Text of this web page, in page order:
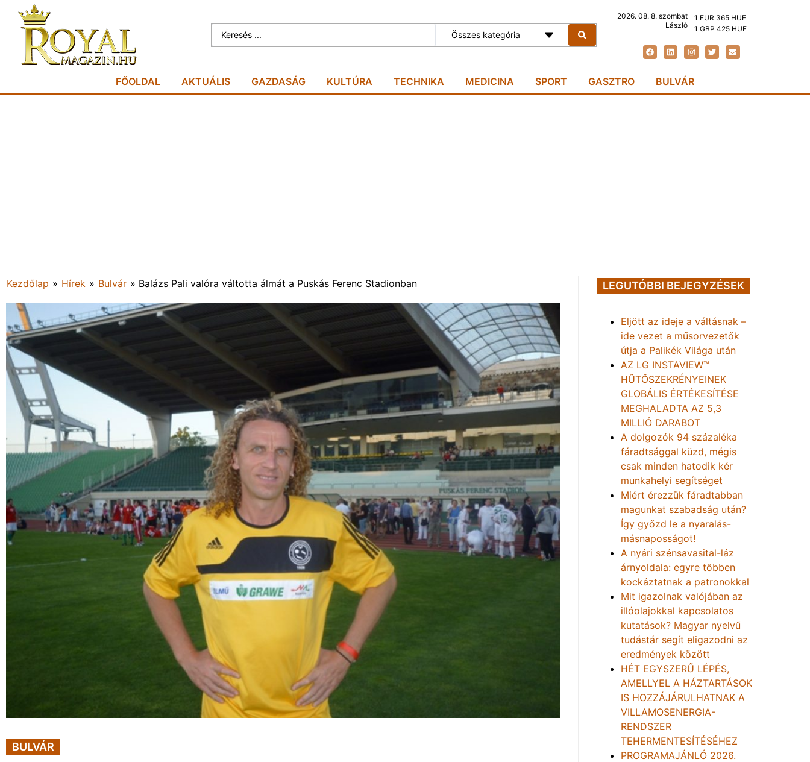
Összes kategória
2026. 08. 8. szombat
László
1 EUR 365 HUF
1 GBP 425 HUF
FŐOLDAL AKTUÁLIS GAZDASÁG KULTÚRA TECHNIKA MEDICINA SPORT GASZTRO BULVÁR
Kezdőlap » Hírek » Bulvár » Balázs Pali valóra váltotta álmát a Puskás Ferenc Stadionban
BULVÁR
LEGUTÓBBI BEJEGYZÉSEK
Eljött az ideje a váltásnak –
ide vezet a műsorvezetők
útja a Palikék Világa után
AZ LG INSTAVIEW™
HŰTŐSZEKRÉNYEINEK
GLOBÁLIS ÉRTÉKESÍTÉSE
MEGHALADTA AZ 5,3
MILLIÓ DARABOT
A dolgozók 94 százaléka
fáradtsággal küzd, mégis
csak minden hatodik kér
munkahelyi segítséget
Miért érezzük fáradtabban
magunkat szabadság után?
Így győzd le a nyaralás-
másnaposságot!
A nyári szénsavasital-láz
árnyoldala: egyre többen
kockáztatnak a patronokkal
Mit igazolnak valójában az
illóolajokkal kapcsolatos
kutatások? Magyar nyelvű
tudástár segít eligazodni az
eredmények között
HÉT EGYSZERŰ LÉPÉS,
AMELLYEL A HÁZTARTÁSOK
IS HOZZÁJÁRULHATNAK A
VILLAMOSENERGIA-
RENDSZER
TEHERMENTESÍTÉSÉHEZ
PROGRAMAJÁNLÓ 2026.